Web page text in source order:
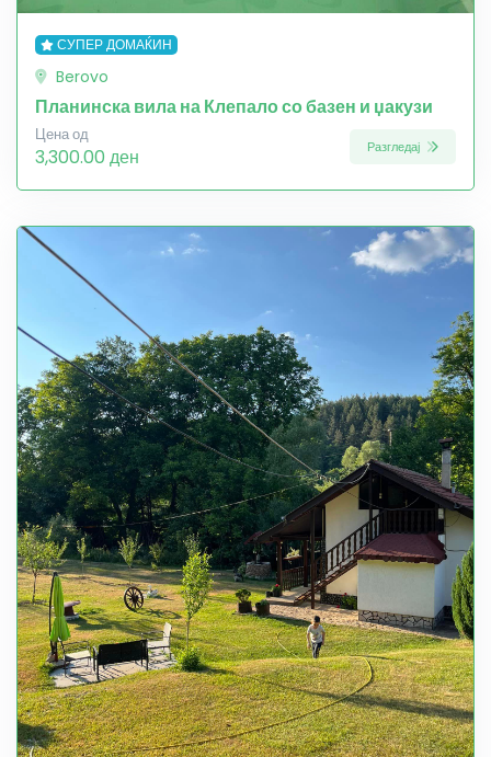
СУПЕР ДОМАЌИН
Berovo
Планинска вила на Клепало со базен и џакузи
Цена од
3,300.00 ден Разгледај